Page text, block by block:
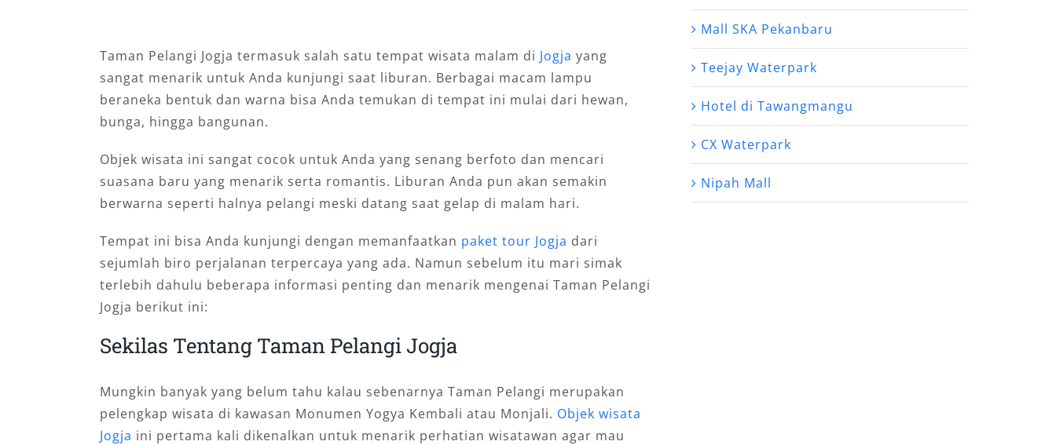
Taman Pelangi Jogja termasuk salah satu tempat wisata malam di Jogja yang
sangat menarik untuk Anda kunjungi saat liburan. Berbagai macam lampu
beraneka bentuk dan warna bisa Anda temukan di tempat ini mulai dari hewan,
bunga, hingga bangunan.
Objek wisata ini sangat cocok untuk Anda yang senang berfoto dan mencari
suasana baru yang menarik serta romantis. Liburan Anda pun akan semakin
berwarna seperti halnya pelangi meski datang saat gelap di malam hari.
Tempat ini bisa Anda kunjungi dengan memanfaatkan paket tour Jogja dari
sejumlah biro perjalanan terpercaya yang ada. Namun sebelum itu mari simak
terlebih dahulu beberapa informasi penting dan menarik mengenai Taman Pelangi
Jogja berikut ini:
Sekilas Tentang Taman Pelangi Jogja
Mungkin banyak yang belum tahu kalau sebenarnya Taman Pelangi merupakan
pelengkap wisata di kawasan Monumen Yogya Kembali atau Monjali. Objek wisata
Jogja ini pertama kali dikenalkan untuk menarik perhatian wisatawan agar mau
Mall SKA Pekanbaru
Teejay Waterpark
Hotel di Tawangmangu
CX Waterpark
Nipah Mall